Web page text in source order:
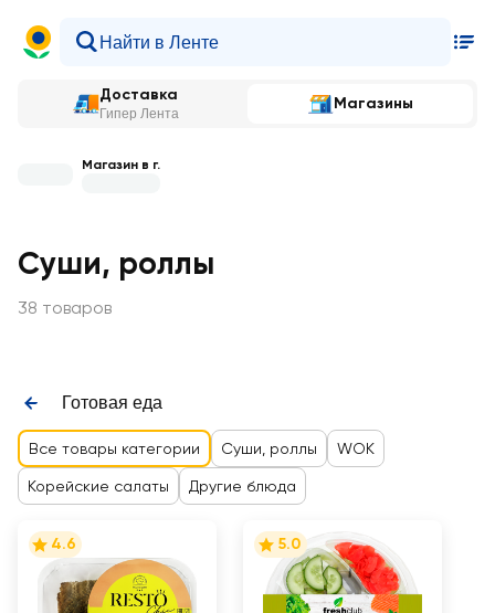
Доставка
Гипер Лента
Магазины
Магазин в г.
Суши, роллы
38 товаров
Готовая еда
Все товары категории Суши, роллы WOK
Корейские салаты Другие блюда
4.6 5.0